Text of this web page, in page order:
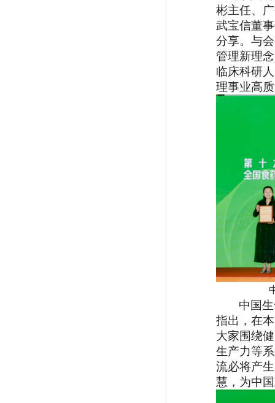
彬主任、
武宝信董
分享。与
管理新理
临床科研
理事业高
中国
指出，在
大家围绕
生产力等
流必将产
慧，为中